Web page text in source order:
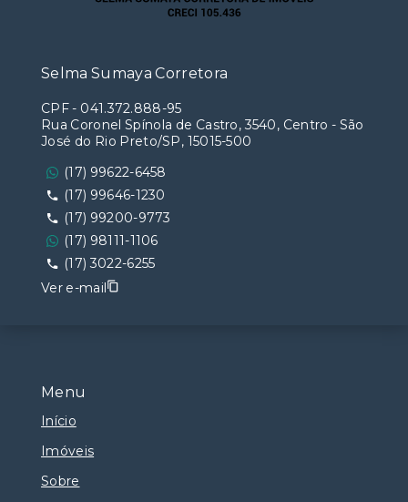
Menu
Início
Imóveis
Sobre
Selma Sumaya Corretora
CPF- 041.372.888-95
Rua Coronel Spínola de Castro, 3540, Centro - São
José do Rio Preto/SP, 15015-500
(17) 99622-6458
(17) 99646-1230
(17) 99200-9773
(17) 98111-1106
(17) 3022-6255
Ver e-mail